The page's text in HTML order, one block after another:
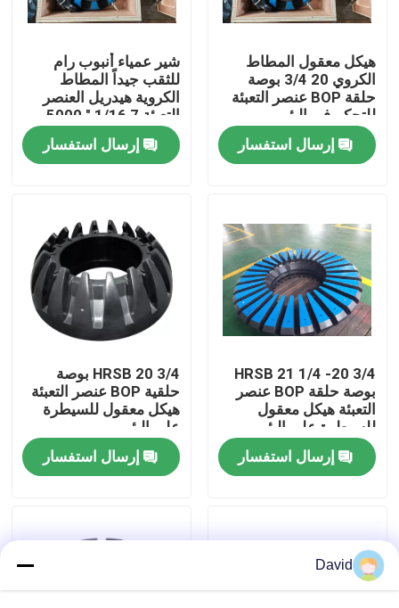
منزل
المنتجات
جولة في المعمل
ضبط الجودة
اتصل بنا
أخبار
مضخة طين الحفر
هيكل معقول المطاط
الكروي 20 3/4 بوصة
حلقة BOP عنصر التعبئة
للتحكم في البئر
إرسال استفسار
شير عمياء أنبوب رام
للثقب جيداً المطاط
الكروية هيدريل العنصر
التعبئة 7 1/16 " 5000
Psi
إرسال استفسار
HRSB 21 1/4 -20 3/4
بوصة حلقة BOP عنصر
التعبئة هيكل معقول
للسيطرة على البئر
إرسال استفسار
HRSB 20 3/4 بوصة
حلقية BOP عنصر التعبئة
هيكل معقول للسيطرة
على البئر
إرسال استفسار
David